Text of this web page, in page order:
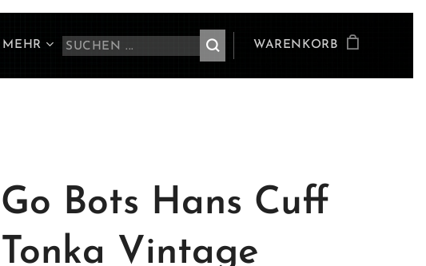
MEHR WARENKORB
Go Bots Hans Cuff
Tonka Vintage